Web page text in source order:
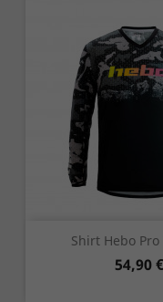
Shirt Hebo Pro
Preis
54,90 €